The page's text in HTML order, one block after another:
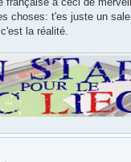
choses: t'es juste un
la réalité.